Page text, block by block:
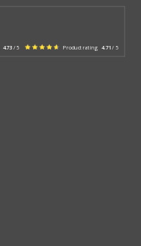
4.73 / 5 Product rating 4.71 / 5